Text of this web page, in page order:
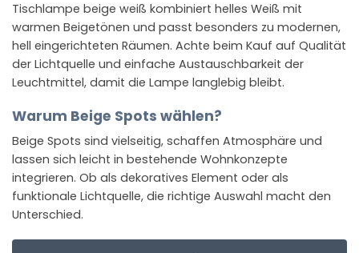
Tischlampe beige weiß kombiniert helles Weiß mit
warmen Beigetönen und passt besonders zu modernen,
hell eingerichteten Räumen. Achte beim Kauf auf Qualität
der Lichtquelle und einfache Austauschbarkeit der
Leuchtmittel, damit die Lampe langlebig bleibt.
Warum Beige Spots wählen?
Beige Spots sind vielseitig, schaffen Atmosphäre und
lassen sich leicht in bestehende Wohnkonzepte
integrieren. Ob als dekoratives Element oder als
funktionale Lichtquelle, die richtige Auswahl macht den
Unterschied.